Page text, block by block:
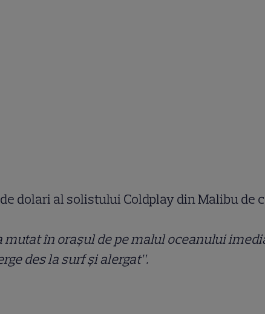
dolari al solistului Coldplay din Malibu
în orașul de pe malul oceanului
des la surf și alergat”.